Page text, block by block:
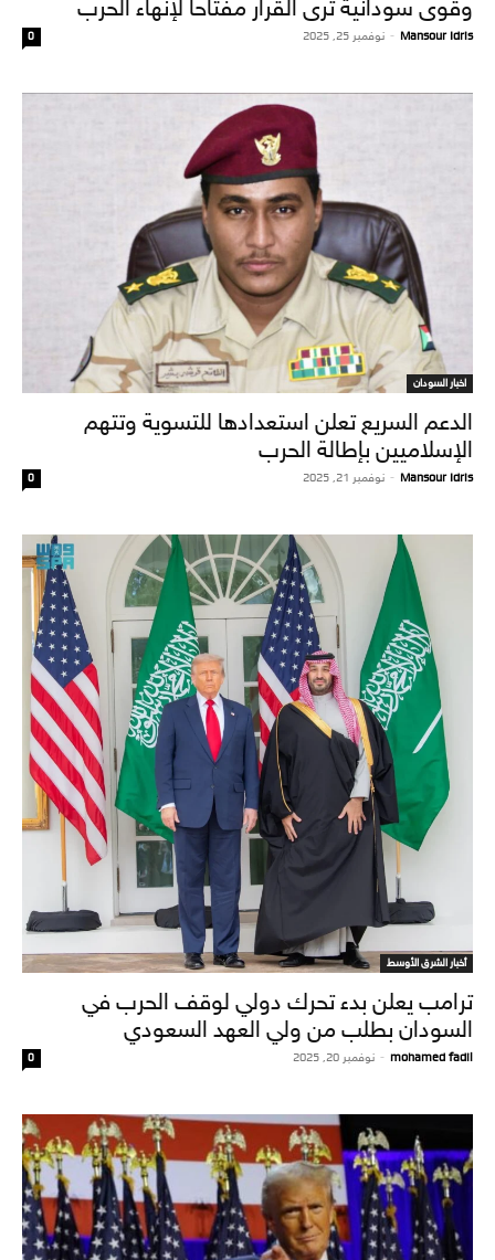
وقوى سودانية ترى القرار مفتاحاً لإنهاء الحرب
Mansour Idris
- نوفمبر 25, 2025 0
اخبار السودان
الدعم السريع تعلن استعدادها للتسوية وتتهم
الإسلاميين بإطالة الحرب
Mansour Idris
- نوفمبر 21, 2025 0
أخبار الشرق الأوسط
ترامب يعلن بدء تحرك دولي لوقف الحرب في
السودان بطلب من ولي العهد السعودي
mohamed fadil
- نوفمبر 20, 2025 0